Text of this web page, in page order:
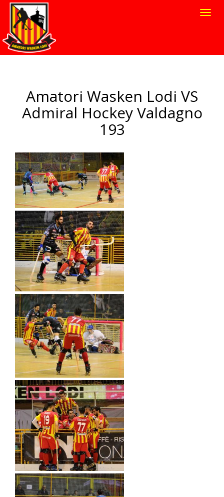
Amatori Wasken Lodi VS
Admiral Hockey Valdagno
193